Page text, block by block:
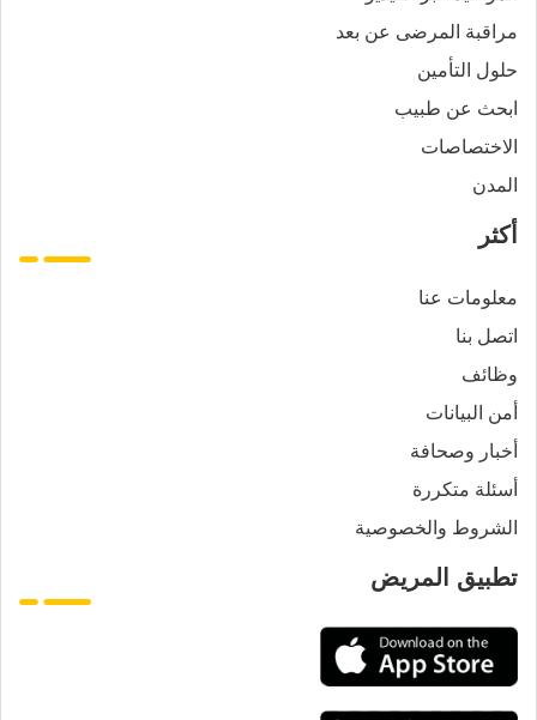
مراقبة المرضى عن بعد
حلول التأمين
ابحث عن طبيب
الاختصاصات
المدن
أكثر
معلومات عنا
اتصل بنا
وظائف
أمن البيانات
أخبار وصحافة
أسئلة متكررة
الشروط والخصوصية
تطبيق المريض